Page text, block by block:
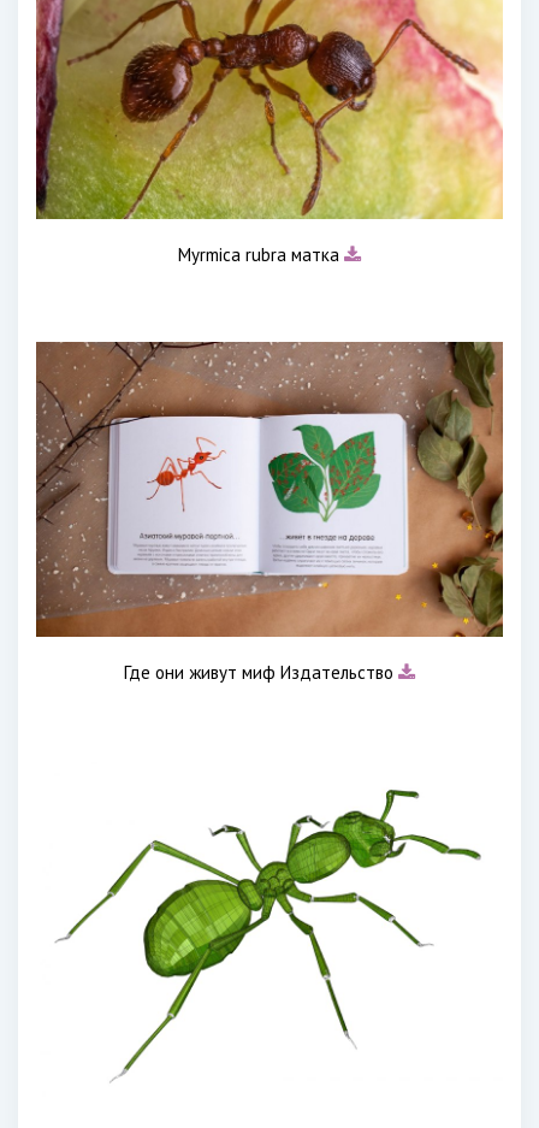
Myrmica rubra матка
Где они живут миф Издательство